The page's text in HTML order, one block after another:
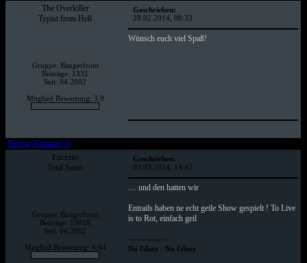
The Overkiller
Typist from Hell
Gruppe: Bangerfront
Beiträge: 1331
Seit: 04.2002
Mitglied Bewertung: 3.9
Geschrieben:
28.02.2014, 08:33
Wünsch euch viel Spaß!
Beitrag Nummer: 8
Exorzist
Total Satan
Gruppe: Bangerfront
Beiträge: 15618
Seit: 04.2002
Mitglied Bewertung: 4.64
Geschrieben:
03.03.2014, 14:45
.... und den hatten wir
Entrails haben ne echt geile Show gespielt ! To Live
is to Rot, einfach geil
--------------
No Glatz - No Glory